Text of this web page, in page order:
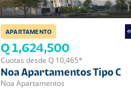
APARTAMENTO
Q 1,624,500
Cuotas desde Q 10,465*
Noa Apartamentos Tipo C
Noa Apartamentos